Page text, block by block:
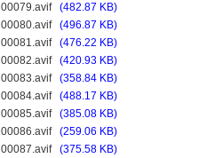
00079.avif (482.87 KB)
00080.avif (496.87 KB)
00081.avif (476.22 KB)
00082.avif (420.93 KB)
00083.avif (358.84 KB)
00084.avif (488.17 KB)
00085.avif (385.08 KB)
00086.avif (259.06 KB)
00087.avif (375.58 KB)